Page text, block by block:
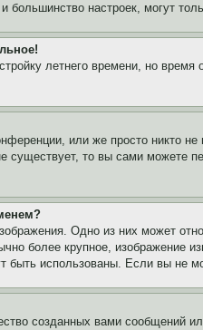
большинство настроек, могут
летнего времени, но
или же просто никто
существует, то вы сами
Одно из них может
более крупное, изображение
быть использованы. Если вы
созданных вами сообщений